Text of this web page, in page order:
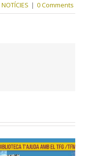
NOTÍCIES | 0 Comments
TFG/TFM –